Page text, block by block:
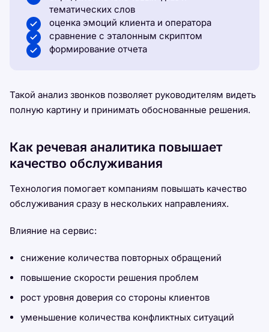
тематических слов
оценка эмоций клиента и оператора
сравнение с эталонным скриптом
формирование отчета
Такой анализ звонков позволяет руководителям видеть
полную картину и принимать обоснованные решения.
Как речевая аналитика повышает
качество обслуживания
Технология помогает компаниям повышать качество
обслуживания сразу в нескольких направлениях.
Влияние на сервис:
снижение количества повторных обращений
повышение скорости решения проблем
рост уровня доверия со стороны клиентов
уменьшение количества конфликтных ситуаций